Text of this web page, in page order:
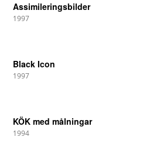
Assimileringsbilder
1997
Black Icon
1997
KÖK med målningar
1994